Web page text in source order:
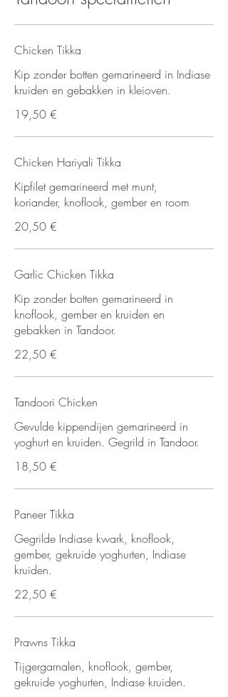
Chicken Tikka
Kip zonder botten gemarineerd in Indiase
kruiden en gebakken in kleioven.
19,50 €
Chicken Hariyali Tikka
Kipfilet gemarineerd met munt,
koriander, knoflook, gember en room
20,50 €
Garlic Chicken Tikka
Kip zonder botten gemarineerd in
knoflook, gember en kruiden en
gebakken in Tandoor.
22,50 €
Tandoori Chicken
Gevulde kippendijen gemarineerd in
yoghurt en kruiden. Gegrild in Tandoor.
18,50 €
Paneer Tikka
Gegrilde Indiase kwark, knoflook,
gember, gekruide yoghurten, Indiase
kruiden.
22,50 €
Prawns Tikka
Tijgergarnalen, knoflook, gember,
gekruide yoghurten, Indiase kruiden.